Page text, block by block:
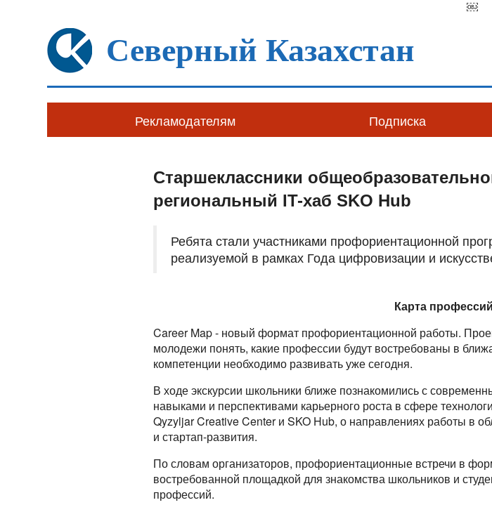
￼
Северный Казахстан
Рекламодателям Подписка
Старшеклассники
региональный IT-хаб SKO Hub
Ребята стали участниками профориентационной
реализуемой в рамках Года цифровизации и
Карта
Career Map - новый формат профориентационной работы.
молодежи понять, какие профессии будут востребованы в
компетенции необходимо развивать уже сегодня.
В ходе экскурсии школьники ближе познакомились с
навыками и перспективами карьерного роста в сфере
Qyzyljar Creative Center и SKO Hub, о направлениях работы в
и стартап-развития.
По словам организаторов, профориентационные встречи в
востребованной площадкой для знакомства школьников и
профессий.